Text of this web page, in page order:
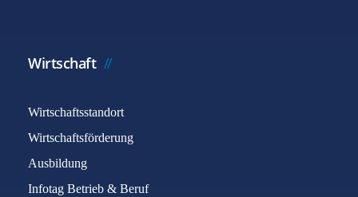
Wirtschaft
Wirtschaftsstandort
Wirtschaftsförderung
Ausbildung
Infotag Betrieb & Beruf